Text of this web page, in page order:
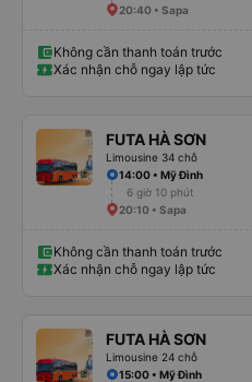
20:40 • Sapa
Không cần thanh toán trước
Xác nhận chỗ ngay lập tức
FUTA HÀ SƠN
Limousine 34 chỗ
14:00 • Mỹ Đình
6 giờ 10 phút
20:10 • Sapa
Không cần thanh toán trước
Xác nhận chỗ ngay lập tức
FUTA HÀ SƠN
Limousine 24 chỗ
15:00 • Mỹ Đình